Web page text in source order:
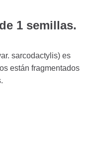
1 semillas.
sarcodactylis) es
están fragmentados